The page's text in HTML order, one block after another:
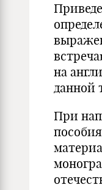
на
данной
При